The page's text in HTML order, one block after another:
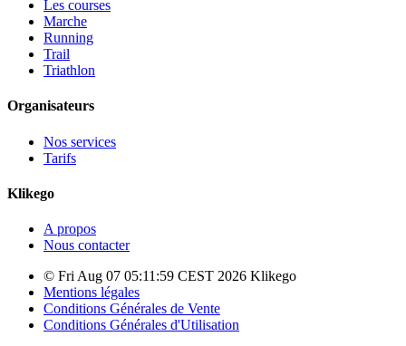
Les courses
Marche
Running
Trail
Triathlon
Organisateurs
Nos services
Tarifs
Klikego
A propos
Nous contacter
© Fri Aug 07 05:11:59 CEST 2026 Klikego
Mentions légales
Conditions Générales de Vente
Conditions Générales d'Utilisation